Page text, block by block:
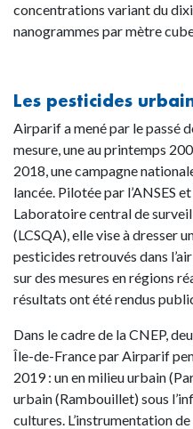
concentrations variant du
nanogrammes par mètre
Les pesticides
Airparif a mené par le passé
mesure, une au printemps
2018, une campagne
lancée. Pilotée par l’ANSES
Laboratoire central de
(LCSQA), elle vise à dresser
pesticides retrouvés dans
sur des mesures en régions
résultats ont été rendus
Dans le cadre de la CNEP,
Île-de-France par Airparif
2019 : un en milieu urbain
urbain (Rambouillet) sous
cultures. L’instrumentation